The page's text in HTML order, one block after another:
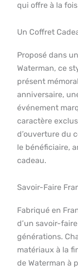
qui offre à la
Un Coffret
Proposé dans
Waterman, ce
présent
anniversaire,
événement
caractère
d’ouverture du
le bénéficiaire,
cadeau.
Savoir-Faire
Fabriqué en
d’un savoir-
générations.
matériaux à la
de Waterman à